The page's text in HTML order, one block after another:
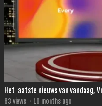
Het laatste nieuws van vandaag,
63 views · 10 months ago